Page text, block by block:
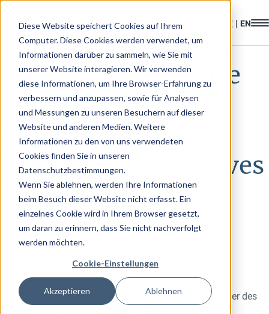
Diese Website speichert Cookies auf Ihrem
Computer. Diese Cookies werden verwendet, um
Informationen darüber zu sammeln, wie Sie mit
unserer Website interagieren. Wir verwenden
diese Informationen, um Ihre Browser-Erfahrung zu
verbessern und anzupassen, sowie für Analysen
und Messungen zu unseren Besuchern auf dieser
Website und anderen Medien. Weitere
Informationen zu den von uns verwendeten
Cookies finden Sie in unseren
Datenschutzbestimmungen.
Wenn Sie ablehnen, werden Ihre Informationen
beim Besuch dieser Website nicht erfasst. Ein
einzelnes Cookie wird in Ihrem Browser gesetzt,
um daran zu erinnern, dass Sie nicht nachverfolgt
werden möchten.
Cookie-Einstellungen
Akzeptieren Ablehnen
Vermarktung dreier
Ex-BMW-Standorte
gestartet –
Angermann NRW
übernimmt exklusives
Mandat
Redaktion Angermann NRW
Nach der Schließung dreier ehemaliger BMW-Autohäuser des